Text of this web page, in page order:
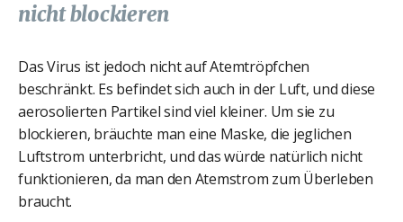
nicht blockieren
Das Virus ist jedoch nicht auf Atemtröpfchen
beschränkt. Es befindet sich auch in der Luft, und diese
aerosolierten Partikel sind viel kleiner. Um sie zu
blockieren, bräuchte man eine Maske, die jeglichen
Luftstrom unterbricht, und das würde natürlich nicht
funktionieren, da man den Atemstrom zum Überleben
braucht.